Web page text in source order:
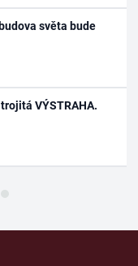
světa bude
VÝSTRAHA.